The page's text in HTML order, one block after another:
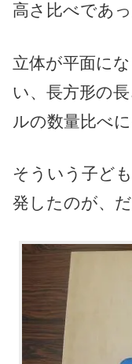
高さ比べであっ
立体が平面に
い、長方形の
ルの数量比べ
そういう子ど
発したのが、